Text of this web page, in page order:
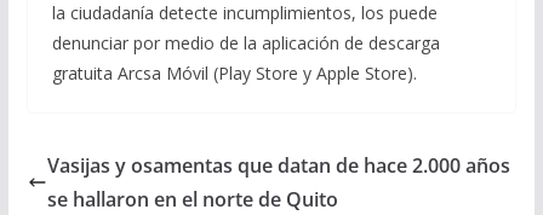
la ciudadanía detecte incumplimientos, los puede
denunciar por medio de la aplicación de descarga
gratuita Arcsa Móvil (Play Store y Apple Store).
Vasijas y osamentas que datan de hace 2.000 años
se hallaron en el norte de Quito